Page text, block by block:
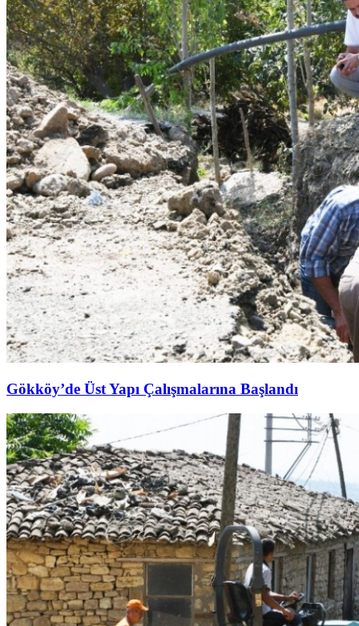
Gökköy’de Üst Yapı Çalışmalarına Başlandı